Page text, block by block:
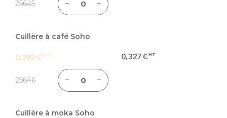
25645
Cuillère à café Soho
0,392 € 0,327 €
25646
Cuillère à moka Soho